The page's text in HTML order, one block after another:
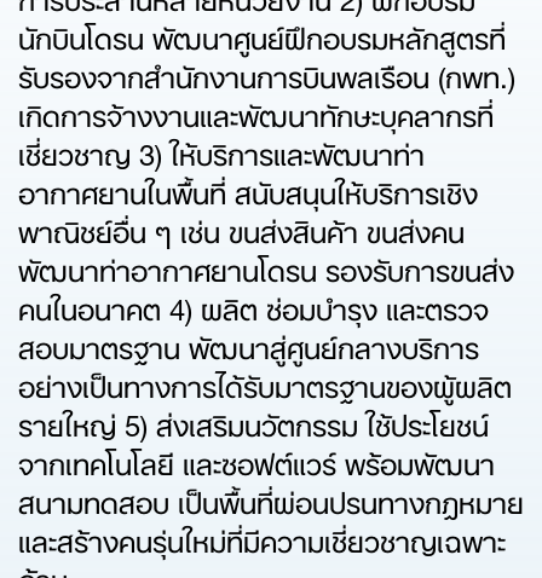
นักบินโดรน พัฒนาศูนย์ฝึกอบรมหลักสูตรที่
รับรองจากสำนักงานการบินพลเรือน (กพท.)
เกิดการจ้างงานและพัฒนาทักษะบุคลากรที่
เชี่ยวชาญ 3) ให้บริการและพัฒนาท่า
อากาศยานในพื้นที่ สนับสนุนให้บริการเชิง
พาณิชย์อื่น ๆ เช่น ขนส่งสินค้า ขนส่งคน
พัฒนาท่าอากาศยานโดรน รองรับการขนส่ง
คนในอนาคต 4) ผลิต ซ่อมบำรุง และตรวจ
สอบมาตรฐาน พัฒนาสู่ศูนย์กลางบริการ
อย่างเป็นทางการได้รับมาตรฐานของผู้ผลิต
รายใหญ่ 5) ส่งเสริมนวัตกรรม ใช้ประโยชน์
จากเทคโนโลยี และซอฟต์แวร์ พร้อมพัฒนา
สนามทดสอบ เป็นพื้นที่ผ่อนปรนทางกฎหมาย
และสร้างคนรุ่นใหม่ที่มีความเชี่ยวชาญเฉพาะ